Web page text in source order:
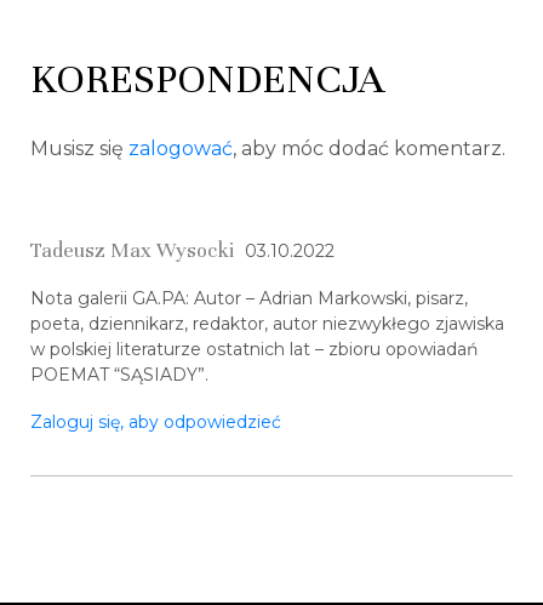
KORESPONDENCJA
Musisz się zalogować, aby móc dodać komentarz.
Tadeusz Max Wysocki 03.10.2022
Nota galerii GA.PA: Autor – Adrian Markowski, pisarz,
poeta, dziennikarz, redaktor, autor niezwykłego zjawiska
w polskiej literaturze ostatnich lat – zbioru opowiadań
POEMAT “SĄSIADY”.
Zaloguj się, aby odpowiedzieć